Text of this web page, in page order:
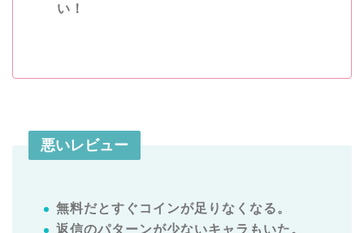
い！
悪いレビュー
無料だとすぐコインが足りなくなる。
返信のパターンが少ないキャラもいた。